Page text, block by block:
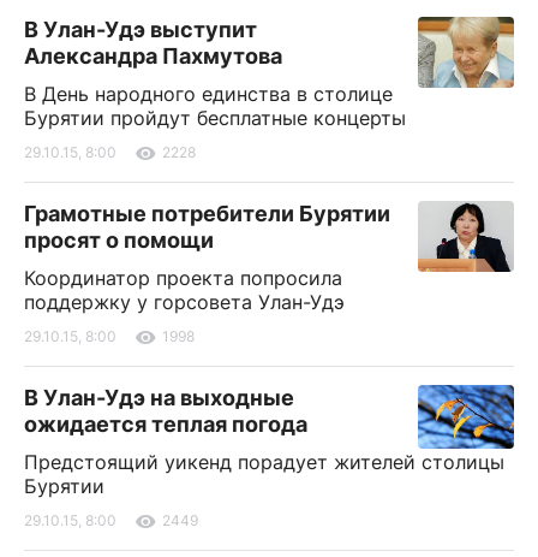
В Улан-Удэ выступит
Александра Пахмутова
В День народного единства в столице
Бурятии пройдут бесплатные концерты
29.10.15, 8:00 2228
Грамотные потребители Бурятии
просят о помощи
Координатор проекта попросила
поддержку у горсовета Улан-Удэ
29.10.15, 8:00 1998
В Улан-Удэ на выходные
ожидается теплая погода
Предстоящий уикенд порадует жителей столицы
Бурятии
29.10.15, 8:00 2449